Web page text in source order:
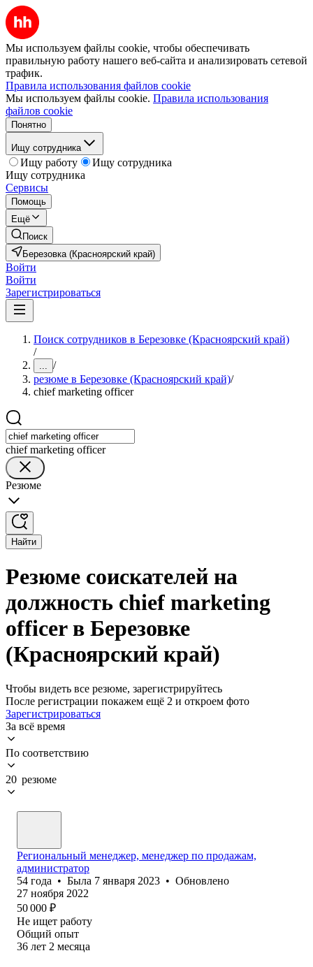
Мы используем файлы cookie, чтобы обеспечивать
правильную работу нашего веб-сайта и анализировать сетевой
трафик.
Правила использования файлов cookie
Мы используем файлы cookie. Правила использования
файлов cookie
Понятно
Ищу сотрудника
Ищу работу
Ищу сотрудника
Ищу сотрудника
Сервисы
Помощь
Ещё
Поиск
Березовка (Красноярский край)
Войти
Войти
Зарегистрироваться
Поиск сотрудников в Березовке (Красноярский край)
/
... /
резюме в Березовке (Красноярский край)/
chief marketing officer
chief marketing officer
Резюме
Найти
Резюме соискателей на
должность chief marketing
officer в Березовке
(Красноярский край)
Чтобы видеть все резюме, зарегистрируйтесь
После регистрации покажем ещё 2 и откроем фото
Зарегистрироваться
За всё время
По соответствию
20 резюме
Региональный менеджер, менеджер по продажам,
администратор
54 года • Была 7 января 2023 • Обновлено
27 ноября 2022
50 000 ₽
Не ищет работу
Общий опыт
36 лет 2 месяца